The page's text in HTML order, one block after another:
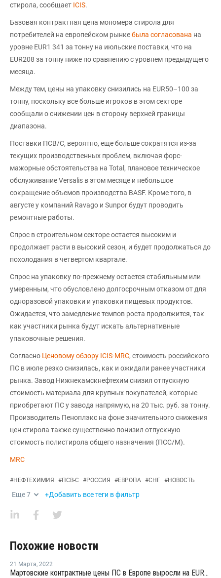
стирола, сообщает ICIS.
Базовая контрактная цена мономера стирола для
потребителей на европейском рынкебыла согласована на
уровне EUR1 341 за тонну на июльские поставки, что на
EUR208 за тонну ниже по сравнению с уровнем предыдущего
месяца.
Между тем, цены на упаковку снизились на EUR50–100 за
тонну, поскольку все больше игроков в этом секторе
сообщали о снижении цен в сторону верхней границы
диапазона.
Поставки ПСВ/С, вероятно, еще больше сократятся из-за
текущих производственных проблем, включая форс-
мажорные обстоятельства на Total, плановое техническое
обслуживание Versalis в этом месяце и небольшое
сокращение объемов производства BASF. Кроме того, в
августе у компаний Ravago и Sunpor будут проводить
ремонтные работы.
Спрос в строительном секторе остается высоким и
продолжает расти в высокий сезон, и будет продолжаться до
похолодания в четвертом квартале.
Спрос на упаковку по-прежнему остается стабильным или
умеренным, что обусловлено долгосрочным отказом от для
одноразовой упаковки и упаковки пищевых продуктов.
Ожидается, что замедление темпов роста продолжится, так
как участники рынка будут искать альтернативные
упаковочные решения.
Согласно Ценовому обзору ICIS-MRC, стоимость российского
ПС в июле резко снизилась, как и ожидали ранее участники
рынка. Завод Нижнекамскнефтехим снизил отпускную
стоимость материала для крупных покупателей, которые
приобретают ПС у завода напрямую, на 20 тыс. руб. за тонну.
Производитель Пеноплэкс на фоне значительного снижения
цен стирола также существенно понизил отпускную
стоимость полистирола общего назначения (ПСС/М).
MRC
#НЕФТЕХИМИЯ #ПСВ-С #РОССИЯ #ЕВРОПА #СНГ #НОВОСТЬ
Еще7 +Добавить все теги в фильтр
Похожие новости
21 Марта, 2022
Мартовские контрактные цены ПС в Европе выросли на EUR85-120 за тонну